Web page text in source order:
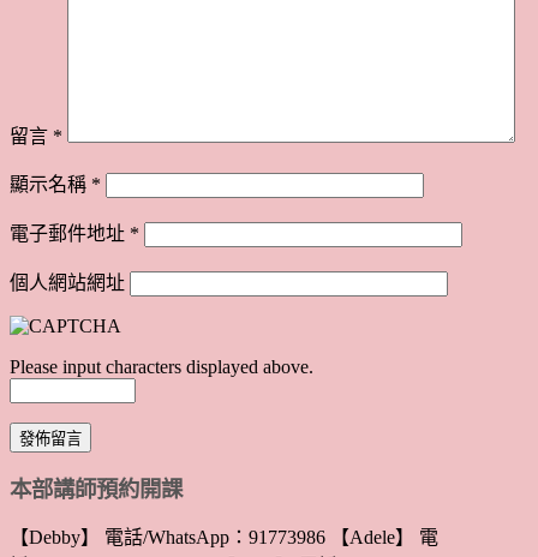
留言 *
顯示名稱 *
電子郵件地址 *
個人網站網址
Please input characters displayed above.
本部講師預約開課
【Debby】 電話/WhatsApp：91773986 【Adele】 電